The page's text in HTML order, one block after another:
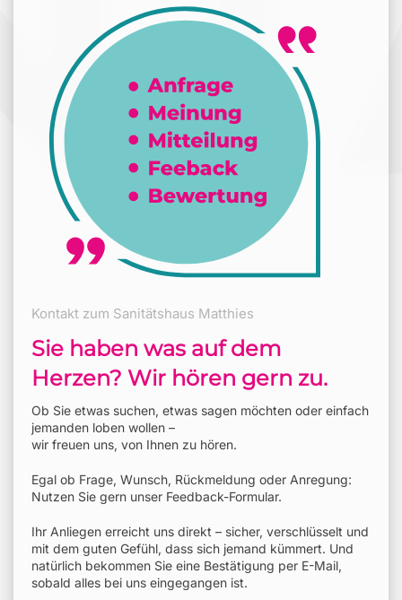
Kontakt zum Sanitätshaus Matthies
Sie haben was auf dem
Herzen? Wir hören gern zu.
Ob Sie etwas suchen, etwas sagen möchten oder einfach
jemanden loben wollen –
wir freuen uns, von Ihnen zu hören.
Egal ob Frage, Wunsch, Rückmeldung oder Anregung:
Nutzen Sie gern unser Feedback-Formular.
Ihr Anliegen erreicht uns direkt – sicher, verschlüsselt und
mit dem guten Gefühl, dass sich jemand kümmert. Und
natürlich bekommen Sie eine Bestätigung per E-Mail,
sobald alles bei uns eingegangen ist.